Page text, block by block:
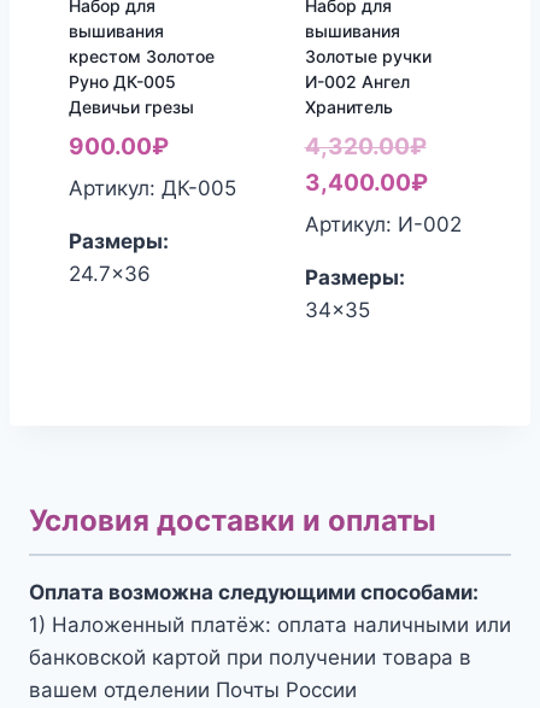
Набор для
вышивания
крестом Золотое
Руно ДК-005
Девичьи грезы
900.00₽
Артикул: ДК-005
Размеры:
24.7x36
Набор для
вышивания
Золотые ручки
И-002 Ангел
Хранитель
4,320.00₽
цена
3,400.00₽Текущая
цена:
Артикул: И-002
Размеры:
34x35
Условия доставки и оплаты
Оплата возможна следующими способами:
1) Наложенный платёж: оплата наличными или
банковской картой при получении товара в
вашем отделении Почты России